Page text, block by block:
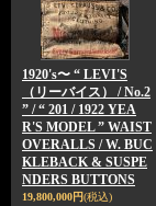
1920's〜 “ LEVI'S
（リーバイス） / No.2
” / “ 201 / 1922 YEA
R'S MODEL ” WAIST
OVERALLS / W. BUC
KLEBACK & SUSPE
NDERS BUTTONS
19,800,000円(税込)